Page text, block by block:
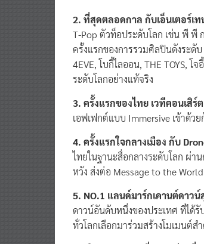
2. ที่สุดตลอดกาล กับเอ็นเตอร์เ
T-Pop ตัวท็อประดับโลก เช่น พี
ครั้งแรกของการรวมศิลปินดังระดับ
4EVE, โบกี้ไลออน, THE TOYS,
ระดับโลกอย่างแท้จริง
3. ครั้งแรกของไทย เวทีคอนเสิ
เอฟเฟกต์แบบ Immersive เข้าด้ว
4. ครั้งแรกใจกลางเมือง กับ
ไทยในฐานะสื่อกลางระดับโลก ผ่
หวัง ส่งต่อ Message to the
5. NO.1 แลนด์มาร์กเคานต์ดาว
ดาวน์อันดับหนึ่งของประเทศ ที่ได้
ทั่วโลกเลือกมาร่วมสร้างโมเมนต์
6. เดินทางสะดวกที่สุด มาง่ายที่